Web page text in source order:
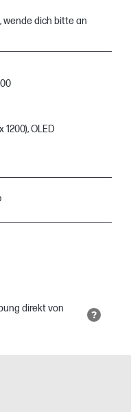
wende dich bitte an
1200), OLED
direkt von